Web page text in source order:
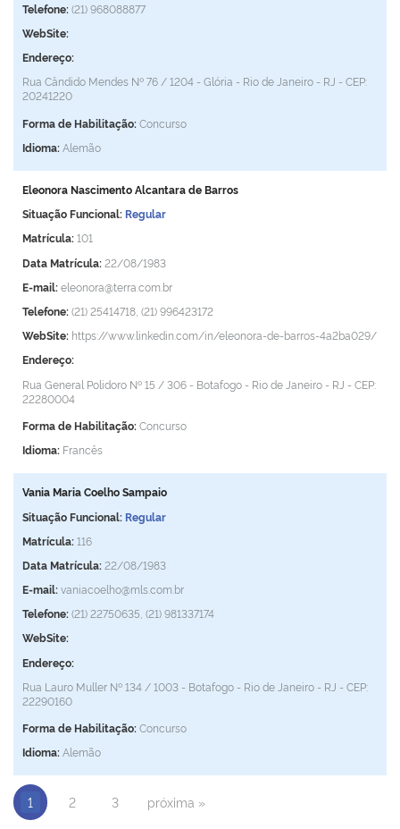
Telefone:(21) 968088877
WebSite:
Endereço:
Rua Cândido Mendes Nº 76 / 1204 - Glória - Rio de Janeiro - RJ - CEP:
20241220
Forma de Habilitação:Concurso
Idioma:Alemão
Eleonora Nascimento Alcantara de Barros
Situação Funcional: Regular
Matrícula:101
Data Matrícula:22/08/1983
E-mail:eleonora@terra.com.br
Telefone:(21) 25414718, (21) 996423172
WebSite: https://www.linkedin.com/in/eleonora-de-barros-4a2ba029/
Endereço:
Rua General Polidoro Nº 15 / 306 - Botafogo - Rio de Janeiro - RJ - CEP:
22280004
Forma de Habilitação:Concurso
Idioma: Francês
Vania Maria Coelho Sampaio
Situação Funcional: Regular
Matrícula:116
Data Matrícula:22/08/1983
E-mail:vaniacoelho@mls.com.br
Telefone:(21) 22750635, (21) 981337174
WebSite:
Endereço:
Rua Lauro Muller Nº 134 / 1003 - Botafogo - Rio de Janeiro - RJ - CEP:
22290160
Forma de Habilitação:Concurso
Idioma:Alemão
1 2 3 próxima »